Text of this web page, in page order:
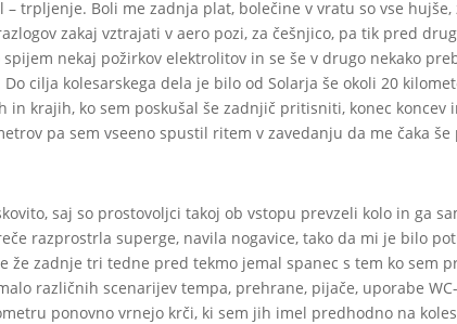
– trpljenje. Boli me zadnja plat, bolečine v vratu so vse
zakaj vztrajati v aero pozi, za češnjico, pa tik pred
nekaj požirkov elektrolitov in se še v drugo nekako
cilja kolesarskega dela je bilo od Solarja še okoli 20
in krajih, ko sem poskušal še zadnjič pritisniti, konec koncev
pa sem vseeno spustil ritem v zavedanju da me čaka
saj so prostovoljci takoj ob vstopu prevzeli kolo in ga
razprostrla superge, navila nogavice, tako da mi je bilo
že zadnje tri tedne pred tekmo jemal spanec s tem ko sem
različnih scenarijev tempa, prehrane, pijače, uporabe
ponovno vrnejo krči, ki sem jih imel predhodno na